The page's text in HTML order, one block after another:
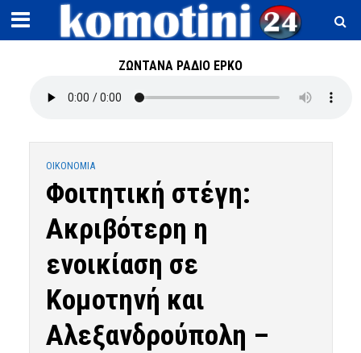
ΖΩΝΤΑΝΑ ΡΑΔΙΟ ΕΡΚΟ
OIKONOMIA
Φοιτητική στέγη:
Ακριβότερη η
ενοικίαση σε
Κομοτηνή και
Αλεξανδρούπολη –